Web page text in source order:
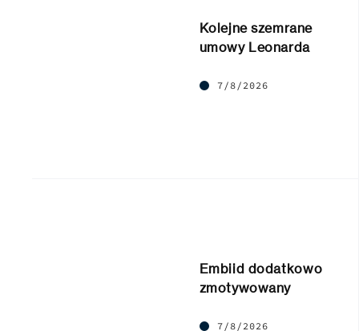
Kolejne szemrane
umowy Leonarda
7/8/2026
Embiid dodatkowo
zmotywowany
7/8/2026